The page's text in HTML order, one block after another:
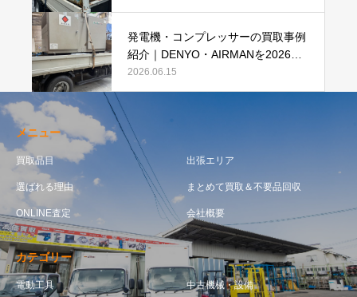
発電機・コンプレッサーの買取事例
紹介｜DENYO・AIRMANを2026年6
月も買取強化中
2026.06.15
メニュー
買取品目 出張エリア
選ばれる理由 まとめて買取＆不要品回収
ONLINE査定 会社概要
カテゴリー
電動工具 中古機械・設備